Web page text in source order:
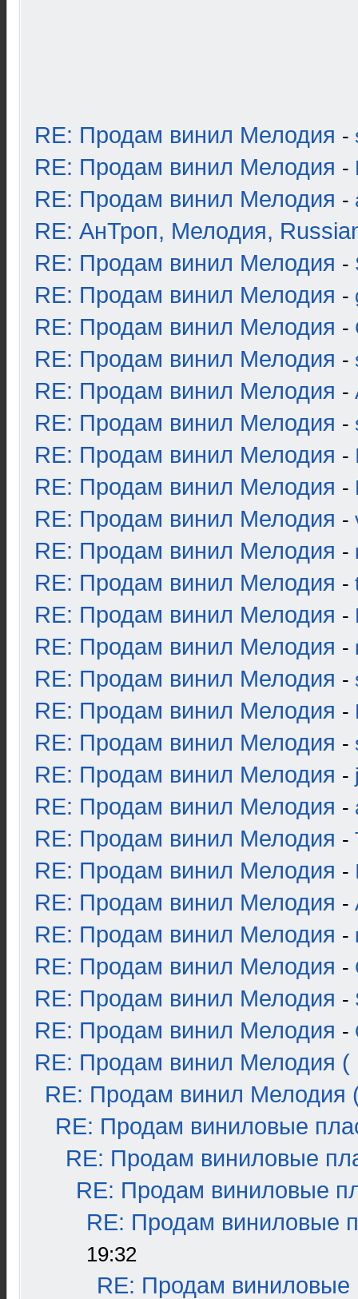
RE: Продам винил Мелодия -
RE: Продам винил Мелодия -
RE: Продам винил Мелодия -
RE: АнТроп, Мелодия,
RE: Продам винил Мелодия -
RE: Продам винил Мелодия -
RE: Продам винил Мелодия -
RE: Продам винил Мелодия -
RE: Продам винил Мелодия -
RE: Продам винил Мелодия -
RE: Продам винил Мелодия -
RE: Продам винил Мелодия -
RE: Продам винил Мелодия -
RE: Продам винил Мелодия -
RE: Продам винил Мелодия -
RE: Продам винил Мелодия -
RE: Продам винил Мелодия -
RE: Продам винил Мелодия -
RE: Продам винил Мелодия -
RE: Продам винил Мелодия -
RE: Продам винил Мелодия -
RE: Продам винил Мелодия -
RE: Продам винил Мелодия -
RE: Продам винил Мелодия -
RE: Продам винил Мелодия -
RE: Продам винил Мелодия -
RE: Продам винил Мелодия -
RE: Продам винил Мелодия -
RE: Продам винил Мелодия -
RE: Продам винил Мелодия (
RE: Продам винил Мелодия
RE: Продам виниловые
RE: Продам виниловые
RE: Продам виниловые
RE: Продам виниловые
19:32
RE: Продам виниловые